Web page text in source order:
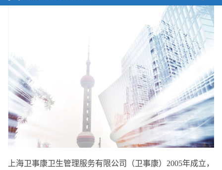
上海卫事康卫生管理服务有限公司（卫事康）2005年成立，